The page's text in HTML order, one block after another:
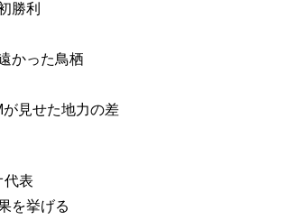
勝利
かった鳥栖
見せた地力の差
代表
を挙げる